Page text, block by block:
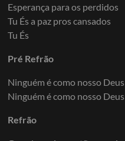
Esperança para os perdidos
Tu És a paz pros cansados
Tu És
Pré Refrão
Ninguém é como nosso Deus
Ninguém é como nosso Deus
Refrão